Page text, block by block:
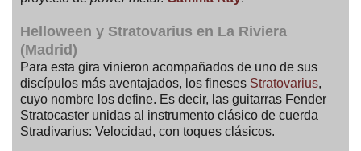
Helloween y Stratovarius en La Riviera
(Madrid)
Para esta gira vinieron acompañados de uno de sus
discípulos más aventajados, los fineses Stratovarius,
cuyo nombre los define. Es decir, las guitarras Fender
Stratocaster unidas al instrumento clásico de cuerda
Stradivarius: Velocidad, con toques clásicos.